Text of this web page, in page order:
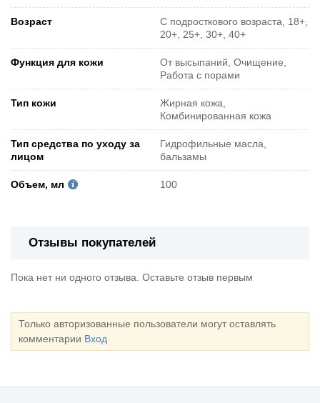
Возраст
С подросткового возраста, 18+,
20+, 25+, 30+, 40+
Функция для кожи
От высыпаний, Очищение,
Работа с порами
Тип кожи
Жирная кожа,
Комбинированная кожа
Тип средства по уходу за
лицом
Гидрофильные масла,
бальзамы
Объем, мл 100
Отзывы покупателей
Пока нет ни одного отзыва. Оставьте отзыв первым
Только авторизованные пользователи могут оставлять
комментарии Вход